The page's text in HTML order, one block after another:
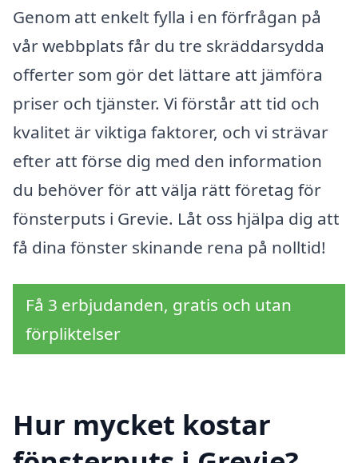
Genom att enkelt fylla i en förfrågan på
vår webbplats får du tre skräddarsydda
offerter som gör det lättare att jämföra
priser och tjänster. Vi förstår att tid och
kvalitet är viktiga faktorer, och vi strävar
efter att förse dig med den information
du behöver för att välja rätt företag för
fönsterputs i Grevie. Låt oss hjälpa dig att
få dina fönster skinande rena på nolltid!
Få 3 erbjudanden, gratis och utan
förpliktelser
Hur mycket kostar